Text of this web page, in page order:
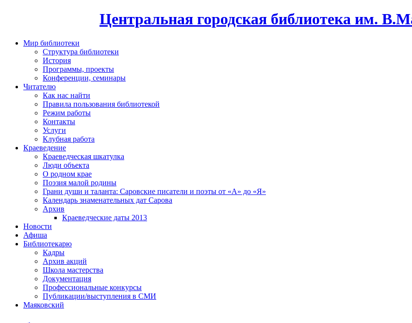
Центральная городская библиотека им.
Мир библиотеки
Структура библиотеки
История
Программы, проекты
Конференции, семинары
Читателю
Как нас найти
Правила пользования библиотекой
Режим работы
Контакты
Услуги
Клубная работа
Краеведение
Краеведческая шкатулка
Люди объекта
О родном крае
Поэзия малой родины
Грани души и таланта: Саровские писатели и поэты от «А» до «Я»
Календарь знаменательных дат Сарова
Архив
Краеведческие даты 2013
Новости
Афиша
Библиотекарю
Кадры
Архив акций
Школа мастерства
Документация
Профессиональные конкурсы
Публикации/выступления в СМИ
Маяковский